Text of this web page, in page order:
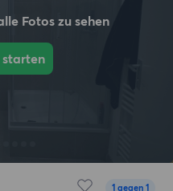
Fotos zu sehen
starten
1 gegen 1